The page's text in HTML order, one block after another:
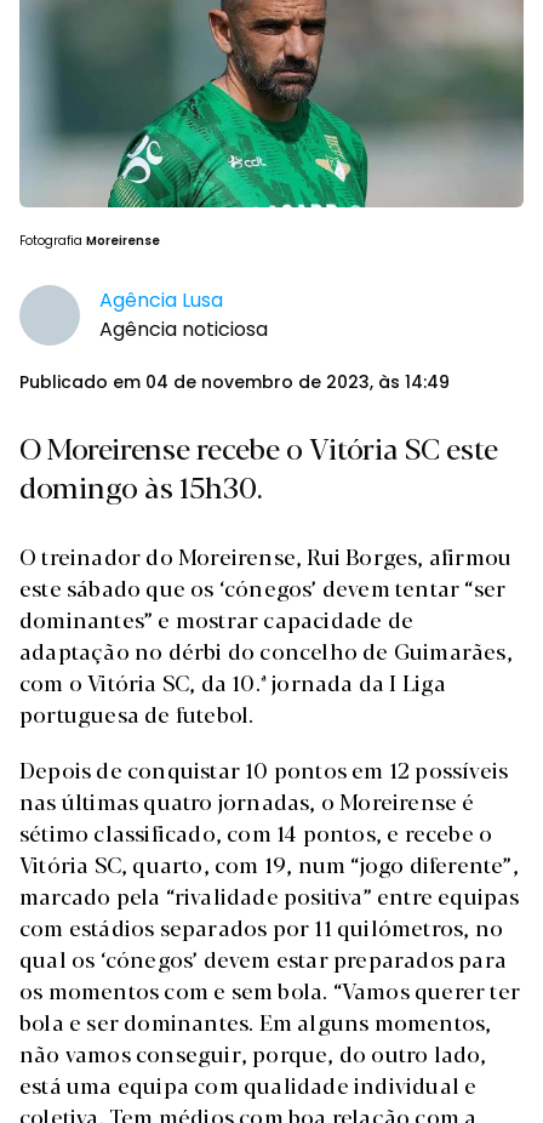
Fotografia Moreirense
Agência Lusa
Agência noticiosa
Publicado em 04 de novembro de 2023, às 14:49
O Moreirense recebe o Vitória SC este
domingo às 15h30.
O treinador do Moreirense, Rui Borges, afirmou
este sábado que os ‘cónegos’ devem tentar “ser
dominantes” e mostrar capacidade de
adaptação no dérbi do concelho de Guimarães,
com o Vitória SC, da 10.ª jornada da I Liga
portuguesa de futebol.
Depois de conquistar 10 pontos em 12 possíveis
nas últimas quatro jornadas, o Moreirense é
sétimo classificado, com 14 pontos, e recebe o
Vitória SC, quarto, com 19, num “jogo diferente”,
marcado pela “rivalidade positiva” entre equipas
com estádios separados por 11 quilómetros, no
qual os ‘cónegos’ devem estar preparados para
os momentos com e sem bola. “Vamos querer ter
bola e ser dominantes. Em alguns momentos,
não vamos conseguir, porque, do outro lado,
está uma equipa com qualidade individual e
coletiva. Tem médios com boa relação com a